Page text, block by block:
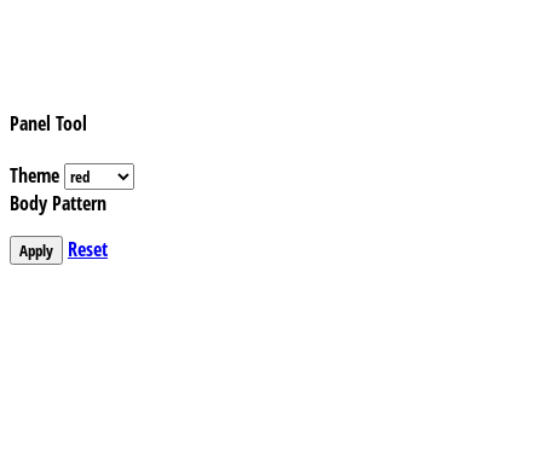
Panel Tool
Theme
Body Pattern
Apply Reset